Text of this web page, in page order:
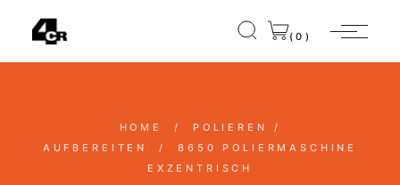
(0)
HOME
POLIEREN /
AUFBEREITEN
8650 POLIERMASCHINE
EXZENTRISCH